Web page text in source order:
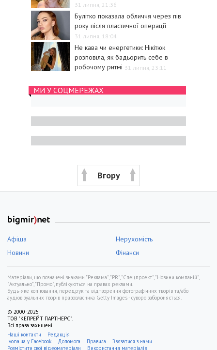
31 липня, 21:36
Булітко показала обличчя через пів
року після пластичної операції
31 липня, 18:04
Не кава чи енергетики: Нікітюк
розповіла, як бадьорить себе в
робочому ритмі 31 липня, 23:11
МИ У СОЦМЕРЕЖАХ
Вгору
Афіша
Нерухомість
Новини
Фінанси
Матеріали, що позначені знаками "Реклама", "PR", "Спецпроект", "Новини компаній",
"Актуально", "Промо", публікуються на правах реклами.
Будь-яке копіювання, передрук та відтворення фотографічних творів та/або
аудіовізуальних творів правовласника Getty Images - суворо забороняється.
© 2000-2025
ТОВ "КЕПРЕЙТ ПАРТНЕРС".
Всі права захищені.
Наші контакти
Редакція
Ivona.ua у Facebook
Допомога Правила
Звязатися з нами
Розмістити свої відеоматеріали
Використання матеріалів